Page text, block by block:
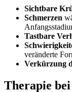
Sichtbare
Schmerzen
Tastbare
veränderte
Verkürzung
Therapie